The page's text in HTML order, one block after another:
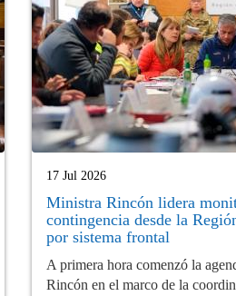
17 Jul 2026
Ministra Rincón lidera
contingencia desde la
por sistema frontal
A primera hora comenzó la
Rincón en el marco de la